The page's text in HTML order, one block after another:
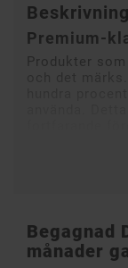
Begagnad
månader
Premium-
Produkter